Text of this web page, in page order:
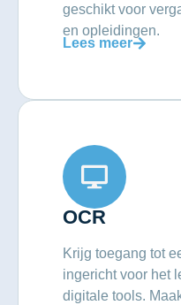
geschikt voor
en opleidingen.
Lees meer
OCR
Krijg toegang tot
ingericht voor het
digitale tools.